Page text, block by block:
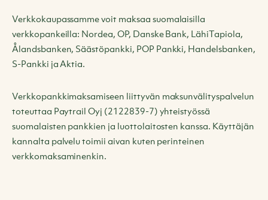
Verkkokaupassamme voit maksaa suomalaisilla
verkkopankeilla: Nordea, OP, Danske Bank, LähiTapiola,
Ålandsbanken, Säästöpankki, POP Pankki, Handelsbanken,
S-Pankki ja Aktia.
Verkkopankkimaksamiseen liittyvän maksunvälityspalvelun
toteuttaa Paytrail Oyj (2122839-7) yhteistyössä
suomalaisten pankkien ja luottolaitosten kanssa. Käyttäjän
kannalta palvelu toimii aivan kuten perinteinen
verkkomaksaminenkin.